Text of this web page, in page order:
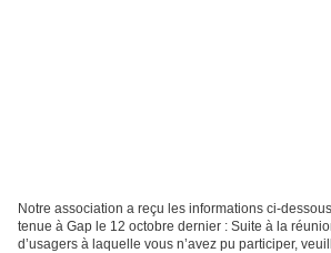
Notre association a reçu les informations ci-
tenue à Gap le 12 octobre dernier : Suite à la
d’usagers à laquelle vous n’avez pu participer,